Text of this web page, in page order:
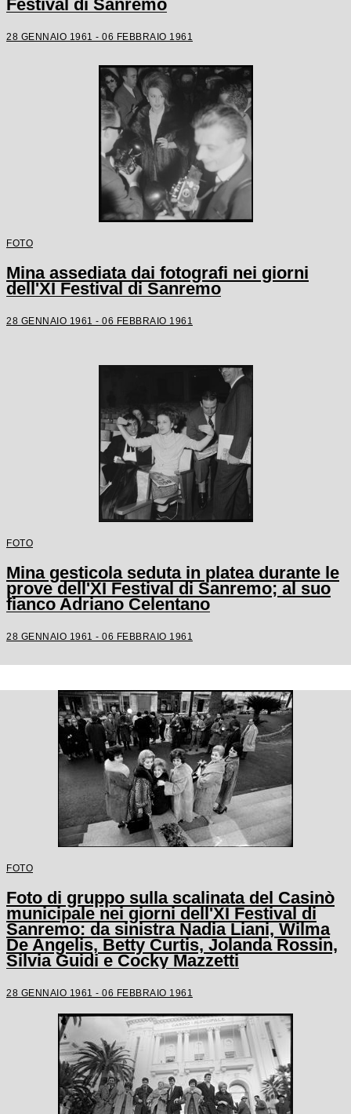
Festival di Sanremo
28 GENNAIO 1961 - 06 FEBBRAIO 1961
FOTO
Mina assediata dai fotografi nei giorni
dell'XI Festival di Sanremo
28 GENNAIO 1961 - 06 FEBBRAIO 1961
FOTO
Mina gesticola seduta in platea durante le
prove dell'XI Festival di Sanremo; al suo
fianco Adriano Celentano
28 GENNAIO 1961 - 06 FEBBRAIO 1961
FOTO
Foto di gruppo sulla scalinata del Casinò
municipale nei giorni dell'XI Festival di
Sanremo: da sinistra Nadia Liani, Wilma
De Angelis, Betty Curtis, Jolanda Rossin,
Silvia Guidi e Cocky Mazzetti
28 GENNAIO 1961 - 06 FEBBRAIO 1961